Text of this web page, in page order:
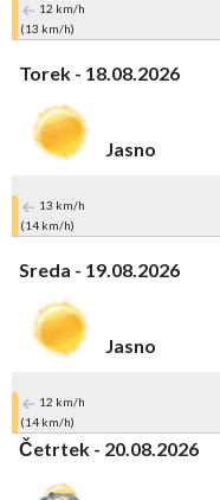
12 km/h
(13 km/h)
Torek - 18.08.2026
Jasno
13 km/h
(14 km/h)
Sreda - 19.08.2026
Jasno
12 km/h
(14 km/h)
Četrtek - 20.08.2026